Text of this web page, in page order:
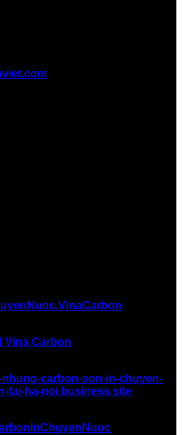
Vina Carbon
carbon-son-in-chuyen-
tai-ha-noi.business.site